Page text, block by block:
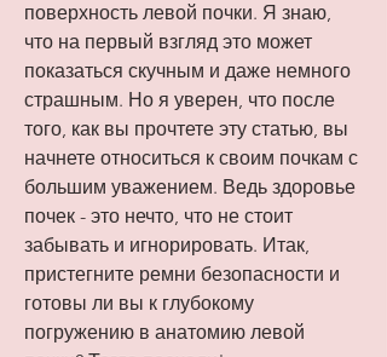
поверхность левой почки. Я знаю,
что на первый взгляд это может
показаться скучным и даже немного
страшным. Но я уверен, что после
того, как вы прочтете эту статью, вы
начнете относиться к своим почкам с
большим уважением. Ведь здоровье
почек - это нечто, что не стоит
забывать и игнорировать. Итак,
пристегните ремни безопасности и
готовы ли вы к глубокому
погружению в анатомию левой